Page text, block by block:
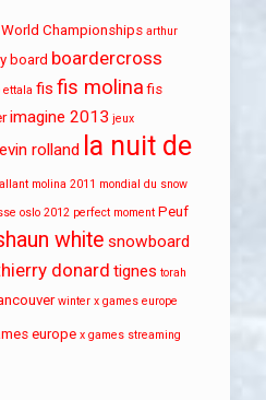
Championships arthur
board boardercross
ettala fis fis molina fis
imagine 2013 jeux
rolland la nuit de
molina 2011 mondial du snow
oslo 2012 perfect moment Peuf
white snowboard
donard tignes torah
winter x games europe
europe x games streaming